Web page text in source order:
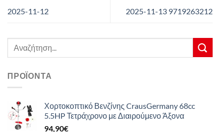
2025-11-12 2025-11-13 9719263212
Αναζήτηση
ΠΡΟΪΌΝΤΑ
Χορτοκοπτικό Βενζίνης CrausGermany 68cc
5.5HP Τετράχρονο με Διαιρούμενο Άξονα
94,90€